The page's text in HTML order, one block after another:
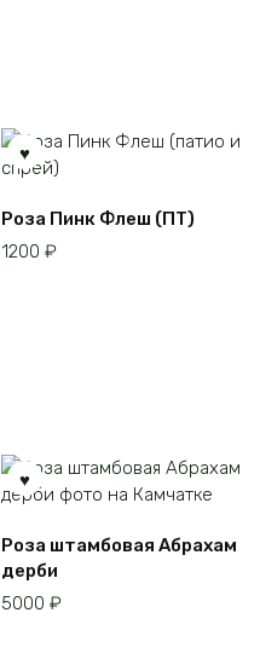
Роза Пинк Флеш (ПТ)
1200 ₽
Роза штамбовая Абрахам
дерби
5000 ₽